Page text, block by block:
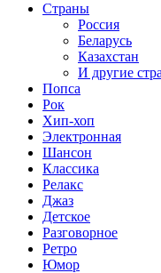
Страны
Россия
Беларусь
Казахстан
И другие
Попса
Рок
Хип-хоп
Электронная
Шансон
Классика
Релакс
Джаз
Детское
Разговорное
Ретро
Юмор